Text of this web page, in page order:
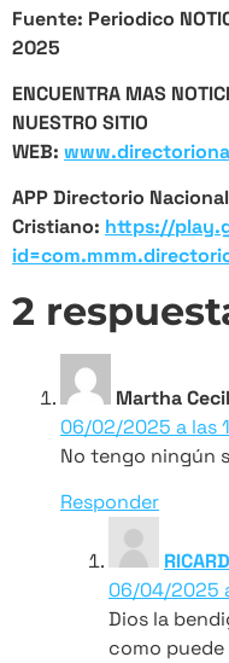
Fuente: Periodico
2025
ENCUENTRA MAS
NUESTRO SITIO
WEB:
APP Directorio Nacional
Cristiano: https://
2
Martha
06/02/2025 a las
No tengo ningún
Responder
06/04/2025
Dios la
como